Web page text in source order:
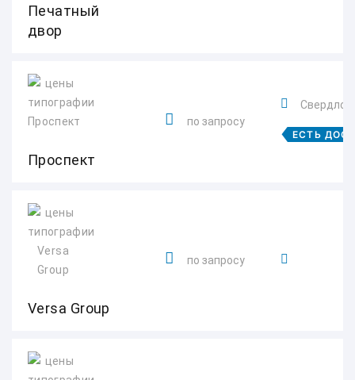
Печатный
двор
Проспект
по запросу
ЕСТЬ
Versa Group
по запросу